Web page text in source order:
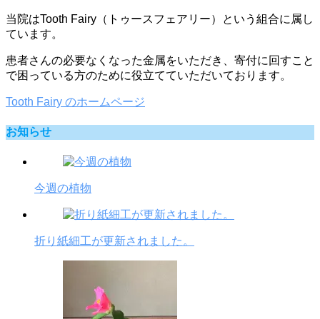
当院はTooth Fairy（トゥースフェアリー）という組合に属し
ています。
患者さんの必要なくなった金属をいただき、寄付に回すこと
で困っている方のために役立てていただいております。
Tooth Fairy のホームページ
お知らせ
今週の植物
折り紙細工が更新されました。